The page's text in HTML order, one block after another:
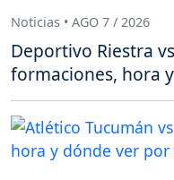
Noticias • AGO 7 / 2026
Deportivo Riestra
formaciones, hora